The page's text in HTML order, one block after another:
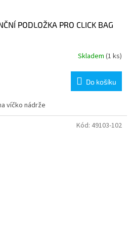
PODLOŽKA PRO CLICK BAG
Skladem (1 ks)
Do košíku
víčko nádrže
Kód: 49103-102